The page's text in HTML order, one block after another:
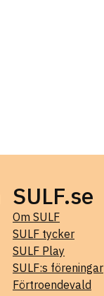
SULF.se
Om SULF
SULF tycker
SULF Play
SULF:s föreningar
Förtroendevald